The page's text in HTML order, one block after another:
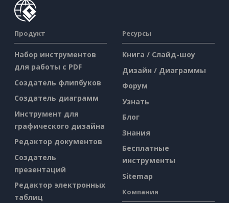
Продукт
Набор инструментов
для работы с PDF
Создатель флипбуков
Создатель диаграмм
Инструмент для
графического дизайна
Редактор документов
Создатель
презентаций
Редактор электронных
таблиц
Ресурсы
Книга / Слайд-шоу
Дизайн / Диаграммы
Форум
Узнать
Блог
Знания
Бесплатные
инструменты
Sitemap
Компания